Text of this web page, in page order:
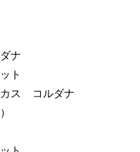
ナ
ト
カス コルダナ